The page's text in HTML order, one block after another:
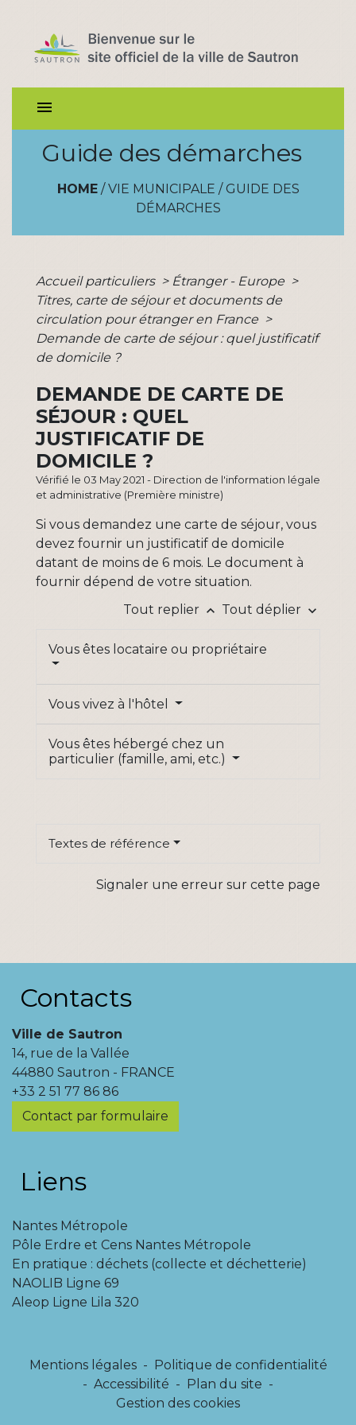
menu
Guide des démarches
HOME/ VIE MUNICIPALE / GUIDE DES
DÉMARCHES
Accueil particuliers > Étranger - Europe >
Titres, carte de séjour et documents de
circulation pour étranger en France >
Demande de carte de séjour : quel justificatif
de domicile ?
DEMANDE DE CARTE DE
SÉJOUR : QUEL
JUSTIFICATIF DE
DOMICILE ?
Vérifié le 03 May 2021 - Direction de l'information légale
et administrative (Première ministre)
Si vous demandez une carte de séjour, vous
devez fournir un justificatif de domicile
datant de moins de 6 mois. Le document à
fournir dépend de votre situation.
Tout replier keyboard_arrow_up Tout déplier keyboard_arrow_down
Vous êtes locataire ou propriétaire
Vous vivez à l'hôtel
Vous êtes hébergé chez un
particulier (famille, ami, etc.)
Textes de référence
Signaler une erreur sur cette page
Contacts
Ville de Sautron
14, rue de la Vallée
44880 Sautron - FRANCE
+33 2 51 77 86 86
Contact par formulaire
Liens
Nantes Métropole
Pôle Erdre et Cens Nantes Métropole
En pratique : déchets (collecte et déchetterie)
NAOLIB Ligne 69
Aleop Ligne Lila 320
Mentions légales - Politique de confidentialité
- Accessibilité - Plan du site -
Gestion des cookies